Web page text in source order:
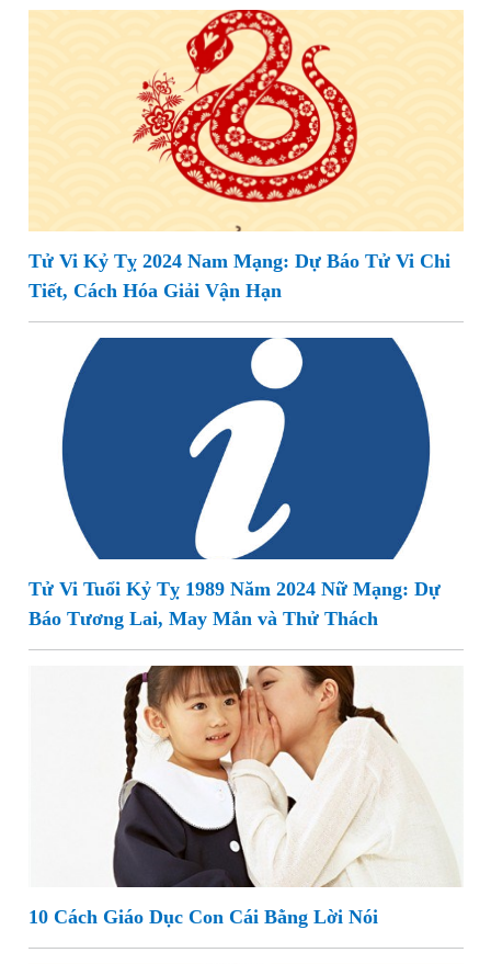
Tử Vi Kỷ Tỵ 2024 Nam Mạng: Dự Báo Tử Vi Chi
Tiết, Cách Hóa Giải Vận Hạn
Tử Vi Tuổi Kỷ Tỵ 1989 Năm 2024 Nữ Mạng: Dự
Báo Tương Lai, May Mắn và Thử Thách
10 Cách Giáo Dục Con Cái Bằng Lời Nói